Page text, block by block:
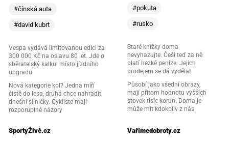
#čínská auta
#david kubrt
Vespa vydává limitovanou edici za
300 000 Kč na oslavu 80 let. Jde o
sběratelský kalkul místo jízdního
upgradu
Nová kategorie kol? Jedna míří
čistě do lesa, druhá chce nahradit
dnešní silničky. Cyklisté mají
rozporuplné názory
#pokuta
#rusko
Staré knížky doma
nevyhazujte. Češi teď za ně
platí hezké peníze. Jejich
prodejem se dá vydělat
Působí jako všední obrazy,
mají přitom hodnotu vyšších
stovek tisíc korun. Doma je
může mít kdokoliv z nás
SportyŽivě.cz
Vařímedobroty.cz